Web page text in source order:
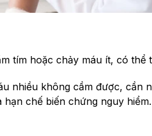
tím hoặc chảy máu ít, có thể
nhiều không cầm được, cần
chế biến chứng nguy hiểm.